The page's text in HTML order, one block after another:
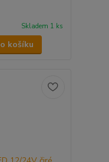
Skladem 1 ks
košíku